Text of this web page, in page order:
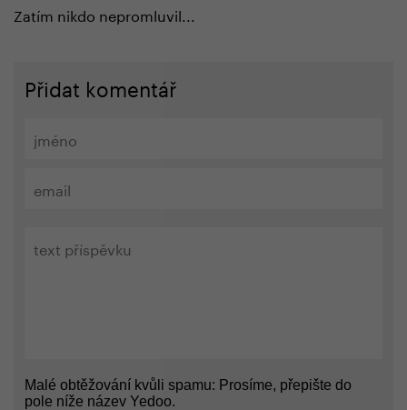
Zatím nikdo nepromluvil...
Přidat komentář
Malé obtěžování kvůli spamu: Prosíme, přepište do
pole níže název Yedoo.